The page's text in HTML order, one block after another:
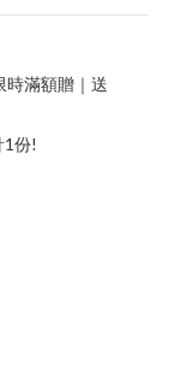
時滿額贈｜送
1份!